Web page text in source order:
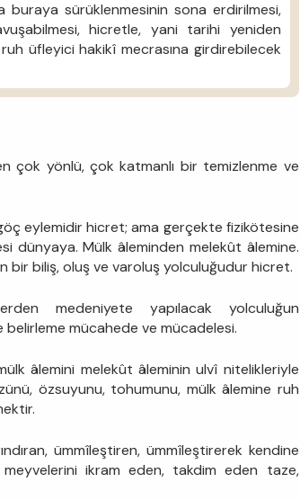
buraya sürüklenmesinin sona erdirilmesi,
hicretle, yani tarihi yeniden
üfleyici hakikî mecrasına girdirebilecek
çok yönlü, çok katmanlı bir temizlenme ve
eylemidir hicret; ama gerçekte fizikötesine
dünyaya. Mülk âleminden melekût âlemine.
bir biliş, oluş ve varoluş yolculuğudur hicret.
medeniyete yapılacak yolculuğun
belirleme mücahede ve mücadelesi.
âlemini melekût âleminin ulvî nitelikleriyle
özsuyunu, tohumunu, mülk âlemine ruh
ümmîleştiren, ümmîleştirerek kendine
meyvelerini ikram eden, takdim eden taze,